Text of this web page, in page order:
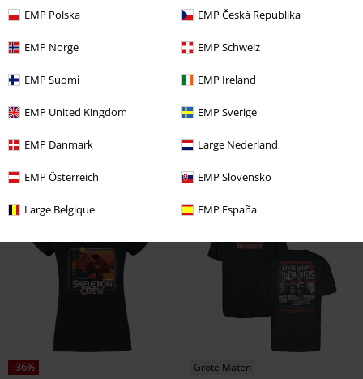
EMP Polska EMP Česká Republika
EMP Norge EMP Schweiz
EMP Suomi EMP Ireland
EMP United Kingdom EMP Sverige
EMP Danmark Large Nederland
EMP Österreich EMP Slovensko
Large Belgique EMP España
Adviesprijs € 24,99
Darth Vader - Inked Helmet
Stormtrooper - Join The Empire
-36%
Grote Maten